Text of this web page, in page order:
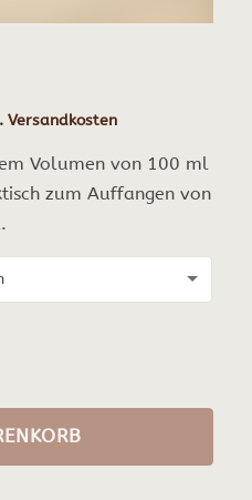
Versandkosten
Volumen von 100 ml
zum Auffangen von